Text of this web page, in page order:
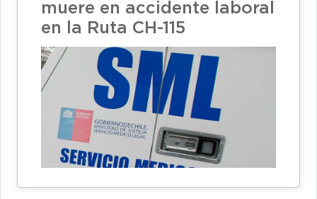
muere en accidente laboral
en la Ruta CH-115